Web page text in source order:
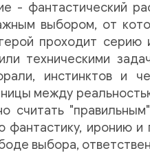
- фантастический
выбором, от
проходит серию
техническими
инстинктов и
между
считать
иронию и
выбора,